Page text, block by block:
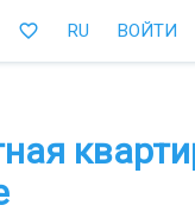
favorite_border RU ВОЙТИ